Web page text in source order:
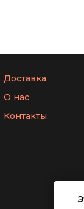
Доставка
О нас
Контакты